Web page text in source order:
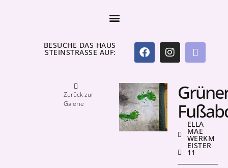
BESUCHE DAS HAUS
STEINSTRASSE AUF:
Zurück zur
Galerie
ELLA
MAE
WERKM
EISTER
11